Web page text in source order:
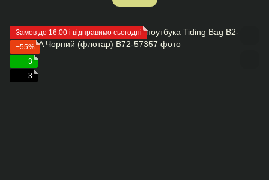
Замов до 16.00 і відправимо сьогодні
−55%
3
3